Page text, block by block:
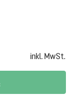
inkl. MwSt.